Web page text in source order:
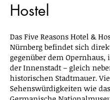
Hostel
Das Five Reasons Hotel &
Nürnberg befindet sich
gegenüber dem Opernhaus,
der Innenstadt – gleich
historischen Stadtmauer.
Sehenswürdigkeiten wie das